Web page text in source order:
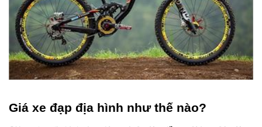
Giá xe đạp địa hình như thế nào?